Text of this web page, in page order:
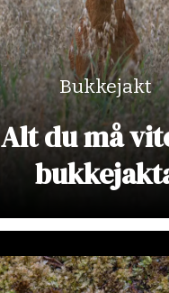
Bukkejakt
Alt du må